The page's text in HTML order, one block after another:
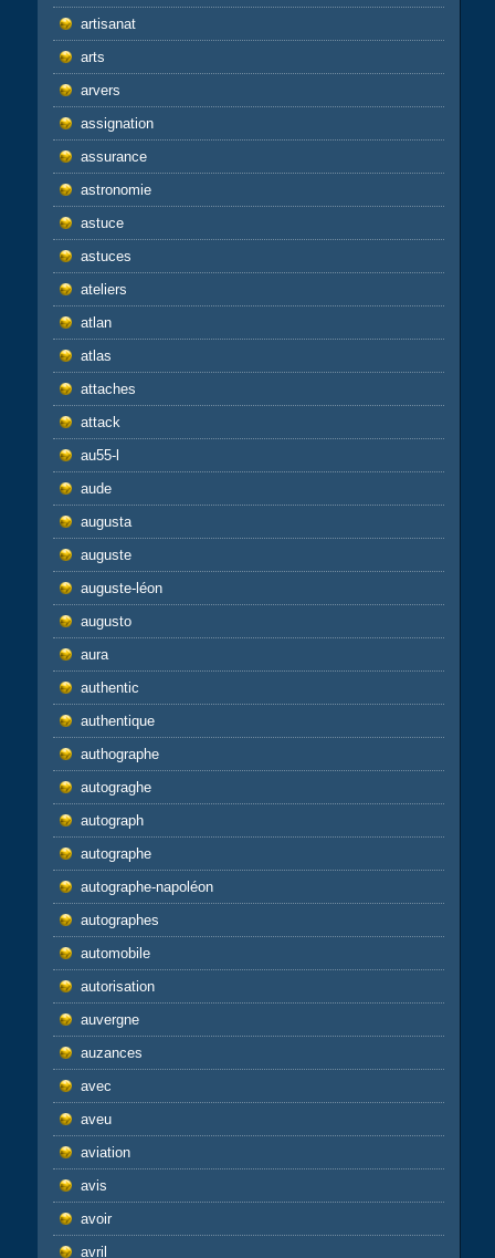
artisanat
arts
arvers
assignation
assurance
astronomie
astuce
astuces
ateliers
atlan
atlas
attaches
attack
au55-l
aude
augusta
auguste
auguste-léon
augusto
aura
authentic
authentique
authographe
autograghe
autograph
autographe
autographe-napoléon
autographes
automobile
autorisation
auvergne
auzances
avec
aveu
aviation
avis
avoir
avril